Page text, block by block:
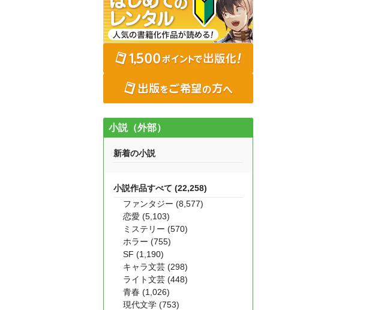
小説（外部）
新着の小説
小説作品すべて (22,258)
ファンタジー (8,577)
恋愛 (5,103)
ミステリー (570)
ホラー (755)
SF (1,190)
キャラ文芸 (298)
ライト文芸 (448)
青春 (1,026)
現代文学 (753)